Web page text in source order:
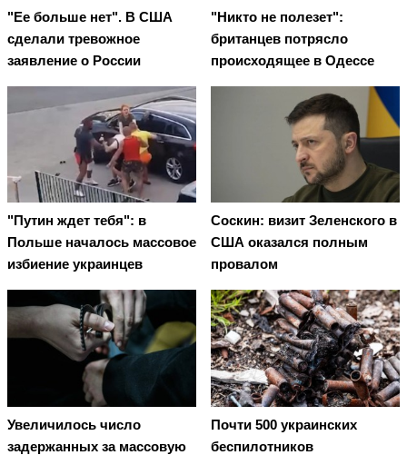
"Ее больше нет". В США
сделали тревожное
заявление о России
"Никто не полезет":
британцев потрясло
происходящее в Одессе
"Путин ждет тебя": в
Польше началось массовое
избиение украинцев
Соскин: визит Зеленского в
США оказался полным
провалом
Увеличилось число
задержанных за массовую
Почти 500 украинских
беспилотников